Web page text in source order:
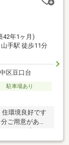
問い合わせく
42年1ヶ月)
山手駅 徒歩11分
区豆口台
駐車場あり
環境良好です
ご用意があり
いです◆ゆと
けます◆南面に